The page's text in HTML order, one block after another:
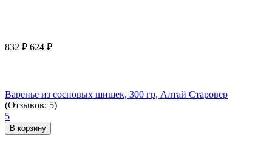
832 ₽ 624 ₽
Варенье из сосновых шишек, 300 гр, Алтай Старовер
(Отзывов: 5)
5
В корзину